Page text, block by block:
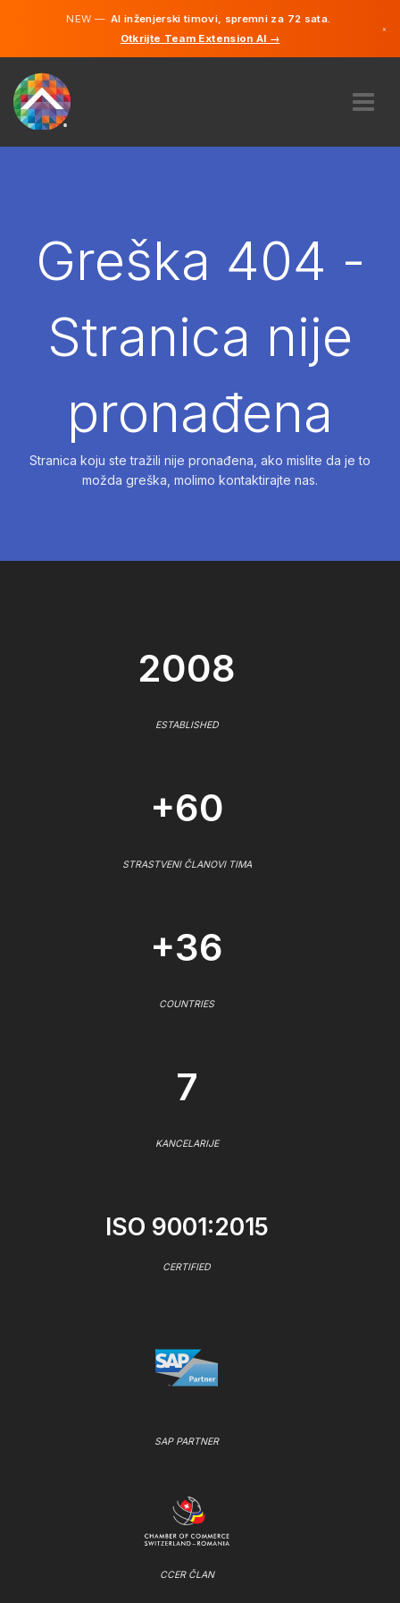
NEW —AI inženjerski timovi, spremni za 72 sata.
Otkrijte Team Extension AI →
×
NAJAMGreška 404 -
Stranica nije
pronađena
Stranica koju ste tražili nije pronađena, ako mislite da je to
možda greška, molimo kontaktirajte nas.
2008
ESTABLISHED
+60
STRASTVENI ČLANOVI TIMA
+36
COUNTRIES
7
KANCELARIJE
ISO 9001:2015
CERTIFIED
SAP PARTNER
CCER ČLAN